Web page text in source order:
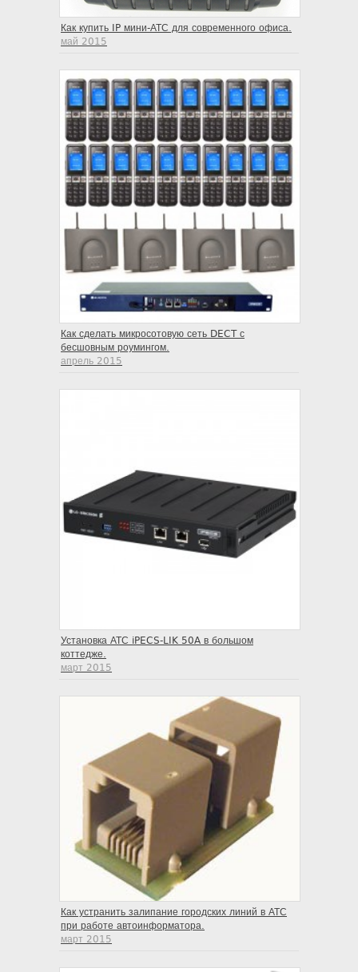
Как купить IP мини-АТС для современного офиса.
май 2015
Как сделать микросотовую сеть DECT с
бесшовным роумингом.
апрель 2015
Установка АТС iPECS-LIK 50A в большом
коттедже.
март 2015
Как устранить залипание городских линий в АТС
при работе автоинформатора.
март 2015